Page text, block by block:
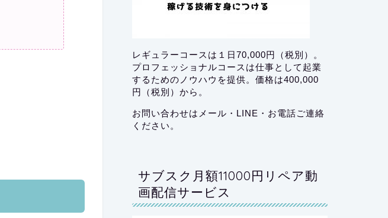
レギュラーコースは１日70,000円（税別）。
プロフェッショナルコースは仕事として起業
するためのノウハウを提供。価格は400,000
円（税別）から。
お問い合わせはメール・LINE・お電話ご連絡
ください。
サブスク月額11000円リペア動
画配信サービス